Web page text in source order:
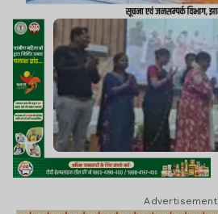
Advertisement